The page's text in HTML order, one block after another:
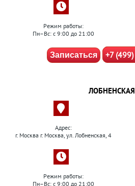
Режим работы:
Пн–Вс: с 9:00 до 21:00
Записаться +7
ЛОБНЕНСКАЯ
Адрес:
г. Москва г. Москва, ул. Лобненская, 4
Режим работы:
Пн–Вс: с 9:00 до 21:00